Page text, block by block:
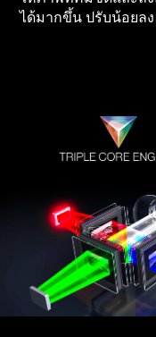
ได้มากขึ้น ปรับน้อยลง